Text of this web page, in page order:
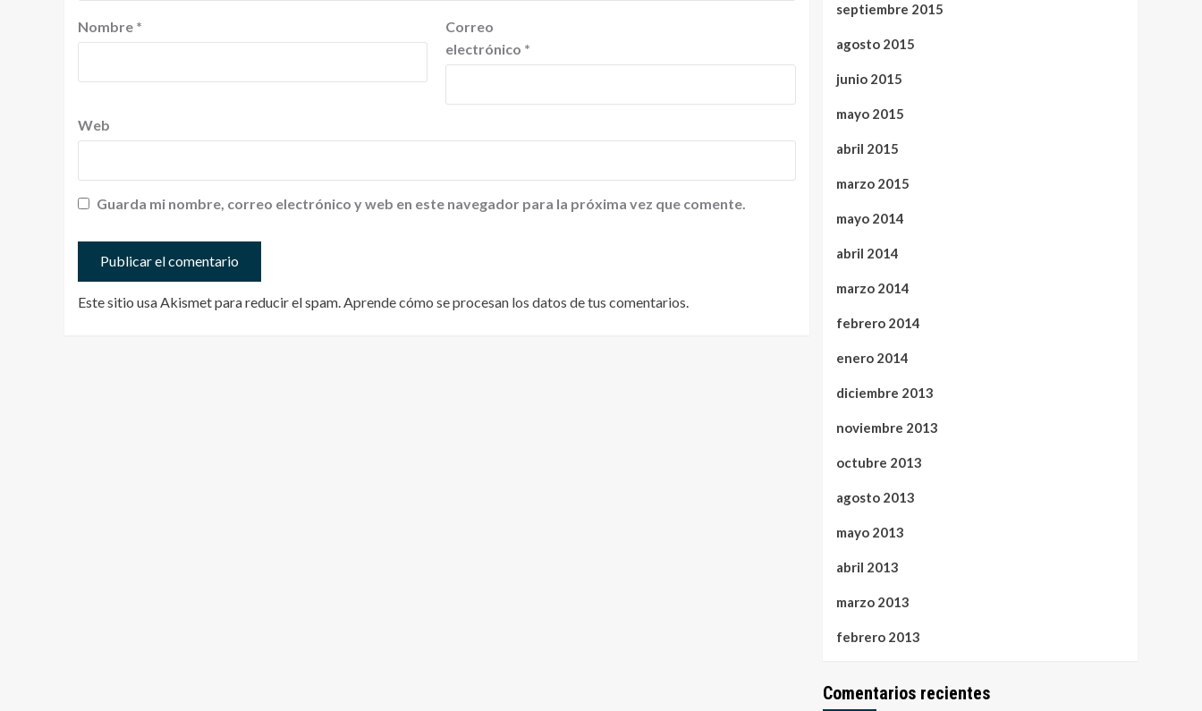
Nombre *
Correo
electrónico *
Web
Guarda mi nombre, correo electrónico y web en este navegador para la próxima vez que comente.
Este sitio usa Akismet para reducir el spam. Aprende cómo se procesan los datos de tus comentarios
septiembre 2015
agosto 2015
junio 2015
mayo 2015
abril 2015
marzo 2015
mayo 2014
abril 2014
marzo 2014
febrero 2014
enero 2014
diciembre 2013
noviembre 2013
octubre 2013
agosto 2013
mayo 2013
abril 2013
marzo 2013
febrero 2013
Comentarios recientes